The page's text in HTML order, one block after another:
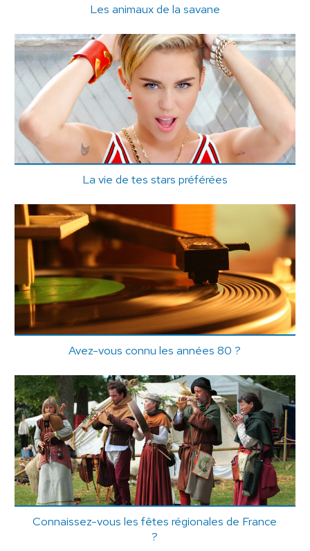
Les animaux de la savane
La vie de tes stars préférées
Avez-vous connu les années 80 ?
Connaissez-vous les fêtes régionales de France
?